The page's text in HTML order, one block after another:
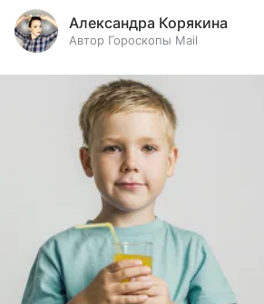
Александра Корякина
Автор Гороскопы Mail